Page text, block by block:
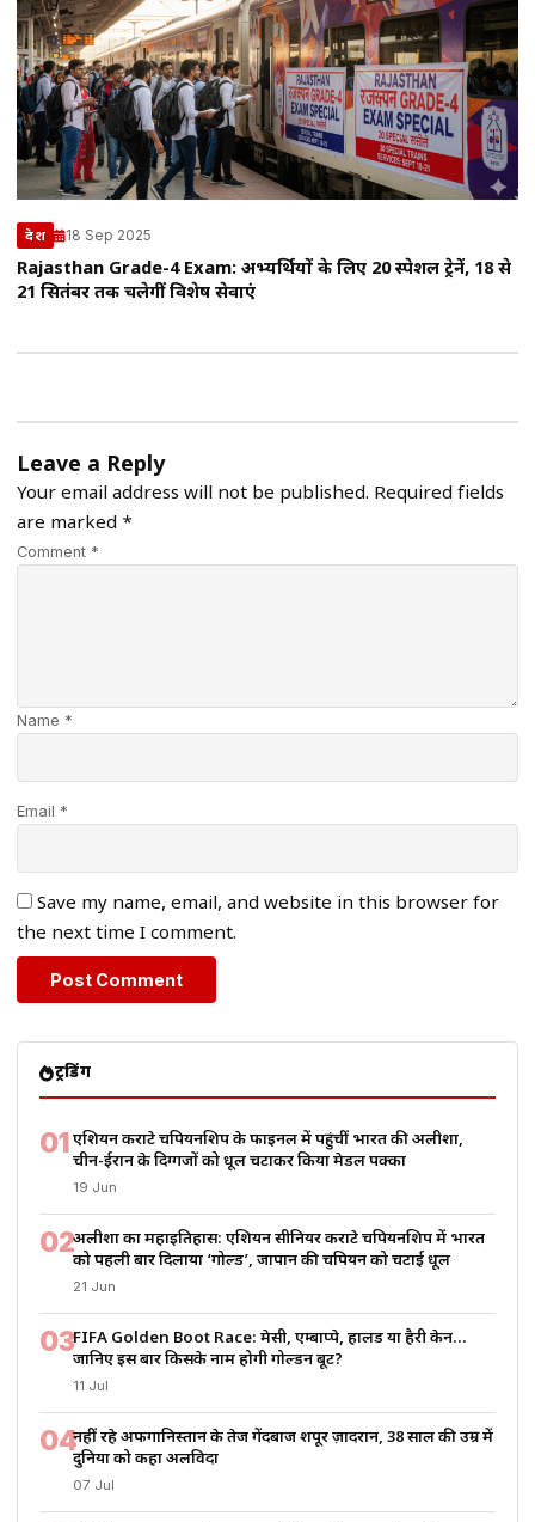
देश 18 Sep 2025
Rajasthan Grade-4 Exam: अभ्यर्थियों के लिए 20 स्पेशल ट्रेनें, 18 से
21 सितंबर तक चलेगीं विशेष सेवाएं
Leave a Reply
Your email address will not be published. Required fields
are marked *
Comment *
Name *
Email *
Save my name, email, and website in this browser for
the next time I comment.
ट्रेंडिंग
01एशियन कराटे चैंपियनशिप के फाइनल में पहुंचीं भारत की अलीशा,
चीन-ईरान के दिग्गजों को धूल चटाकर किया मेडल पक्का
19 Jun
02अलीशा का महाइतिहास: एशियन सीनियर कराटे चैंपियनशिप में भारत
को पहली बार दिलाया ‘गोल्ड’, जापान की चैंपियन को चटाई धूल
21 Jun
03FIFA Golden Boot Race: मेसी, एम्बाप्पे, हालैंड या हैरी केन…
जानिए इस बार किसके नाम होगी गोल्डन बूट?
11 Jul
04नहीं रहे अफगानिस्तान के तेज गेंदबाज शपूर ज़ादरान, 38 साल की उम्र में
दुनिया को कहा अलविदा
07 Jul